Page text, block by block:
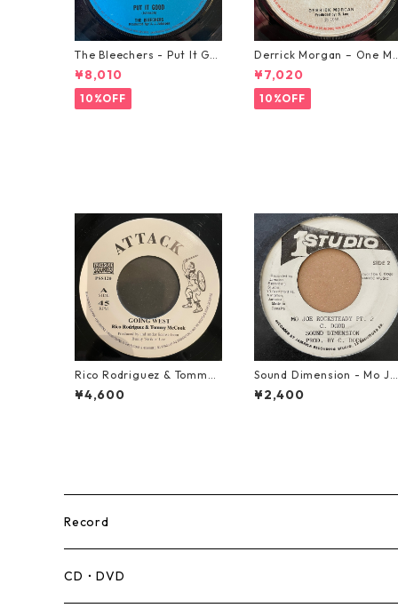
The Bleechers - Put It Go
od 【7-21637】
¥8,010
10%OFF
Derrick Morgan – One
rning In May【7-21653】
¥7,020
10%OFF
Rico Rodriguez & Tommy
McCook - Going West【7-
21983】
¥4,600
Sound Dimension - Mo Jo
e Rock Steady【7-21087】
¥2,400
Record
Mento,Calypso,Ballad
CD・DVD